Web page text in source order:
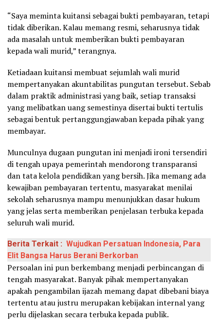
“Saya meminta kuitansi sebagai bukti pembayaran, tetapi
tidak diberikan. Kalau memang resmi, seharusnya tidak
ada masalah untuk memberikan bukti pembayaran
kepada wali murid,” terangnya.
Ketiadaan kuitansi membuat sejumlah wali murid
mempertanyakan akuntabilitas pungutan tersebut. Sebab
dalam praktik administrasi yang baik, setiap transaksi
yang melibatkan uang semestinya disertai bukti tertulis
sebagai bentuk pertanggungjawaban kepada pihak yang
membayar.
Munculnya dugaan pungutan ini menjadi ironi tersendiri
di tengah upaya pemerintah mendorong transparansi
dan tata kelola pendidikan yang bersih. Jika memang ada
kewajiban pembayaran tertentu, masyarakat menilai
sekolah seharusnya mampu menunjukkan dasar hukum
yang jelas serta memberikan penjelasan terbuka kepada
seluruh wali murid.
Berita Terkait : Wujudkan Persatuan Indonesia, Para
Elit Bangsa Harus Berani Berkorban
Persoalan ini pun berkembang menjadi perbincangan di
tengah masyarakat. Banyak pihak mempertanyakan
apakah pengambilan ijazah memang dapat dibebani biaya
tertentu atau justru merupakan kebijakan internal yang
perlu dijelaskan secara terbuka kepada publik.